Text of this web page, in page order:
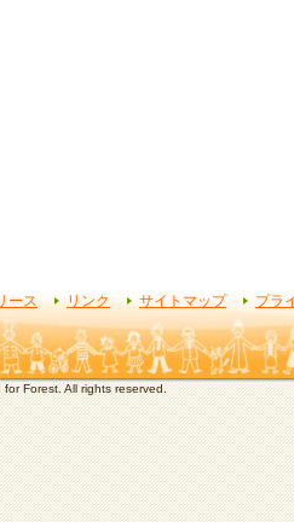
ース リンク サイトマップ プラ
Forest. All rights reserved.